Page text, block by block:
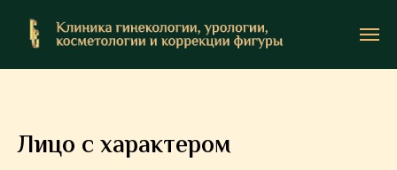
Лицо с характером